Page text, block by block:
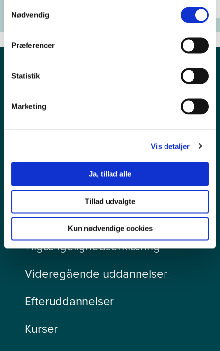
Nødvendig
Præferencer
Statistik
Marketing
Vis detaljer
Ja, tillad alle
Tillad udvalgte
Kun nødvendige cookies
Pressekontakt
Ledige stillinger
Persondata
Tilgængelighedserklæring
Videregående uddannelser
Efteruddannelser
Kurser